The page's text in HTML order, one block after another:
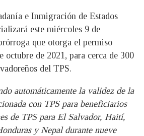
e Inmigración de Estados
este miércoles 9 de
que otorga el permiso
octubre de 2021, para cerca de 300
del TPS.
automáticamente la validez de la
con TPS para beneficiarios
de TPS para El Salvador, Haití,
y Nepal durante nueve